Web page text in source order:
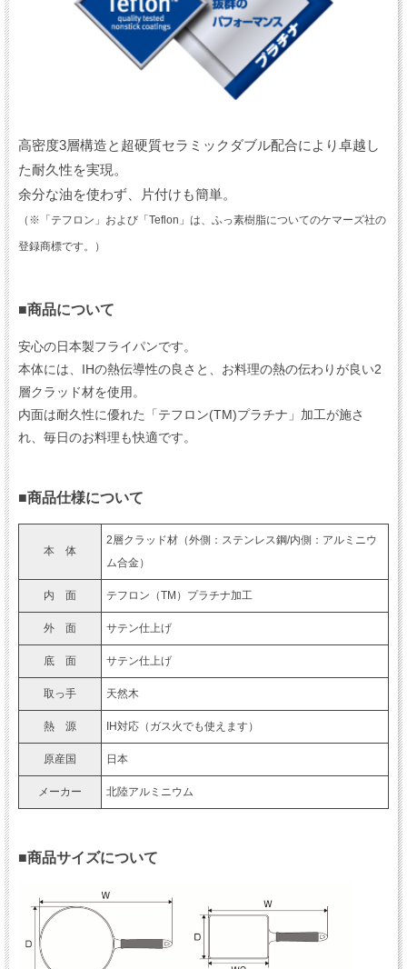
高密度3層構造と超硬質セラミックダブル配合により卓越し
た耐久性を実現。
余分な油を使わず、片付けも簡単。
（※「テフロン」および「Teflon」は、ふっ素樹脂についてのケマーズ社の
登録商標です。）
■商品について
安心の日本製フライパンです。
本体には、IHの熱伝導性の良さと、お料理の熱の伝わりが良い2
層クラッド材を使用。
内面は耐久性に優れた「テフロン(TM)プラチナ」加工が施さ
れ、毎日のお料理も快適です。
■商品仕様について
本 体
2層クラッド材（外側：ステンレス鋼/内側：アルミニウ
ム合金）
内 面 テフロン（TM）プラチナ加工
外 面 サテン仕上げ
底 面 サテン仕上げ
取っ手 天然木
熱 源 IH対応（ガス火でも使えます）
原産国 日本
メーカー 北陸アルミニウム
■商品サイズについて